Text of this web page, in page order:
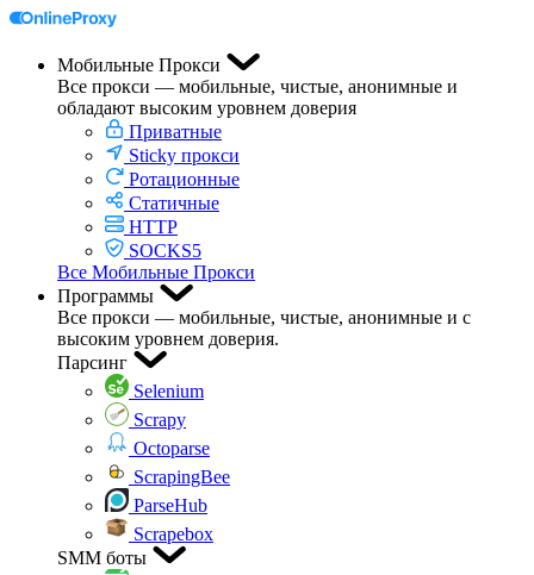
Мобильные Прокси
Все прокси — мобильные, чистые, анонимные и
обладают высоким уровнем доверия
Приватные
Sticky прокси
Ротационные
Статичные
HTTP
SOCKS5
Все Мобильные Прокси
Программы
Все прокси — мобильные, чистые, анонимные и с
высоким уровнем доверия.
Парсинг
Selenium
Scrapy
Octoparse
ScrapingBee
ParseHub
Scrapebox
SMM боты